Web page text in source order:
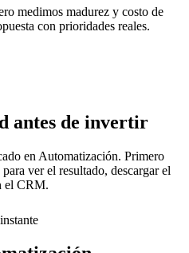
medimos madurez y costo de
con prioridades reales.
antes de invertir
en Automatización. Primero
ver el resultado, descargar el
el CRM.